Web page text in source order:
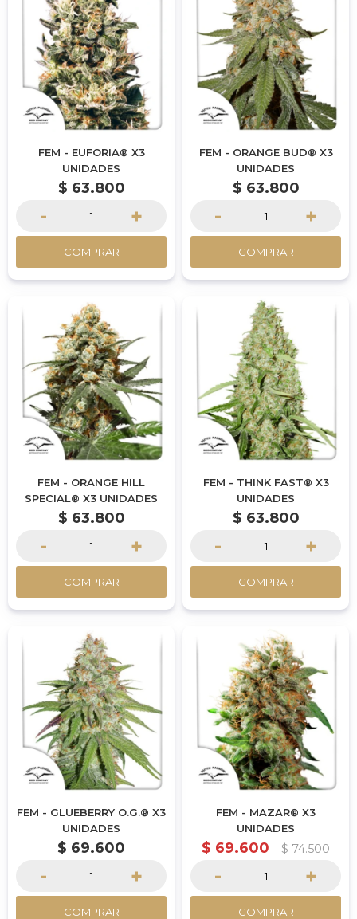
FEM - EUFORIA® X3
UNIDADES
$ 63.800
- +
COMPRAR
FEM - ORANGE BUD® X3
UNIDADES
$ 63.800
- +
COMPRAR
FEM - ORANGE HILL
SPECIAL® X3 UNIDADES
$ 63.800
- +
COMPRAR
FEM - THINK FAST® X3
UNIDADES
$ 63.800
- +
COMPRAR
FEM - GLUEBERRY O.G.® X3
UNIDADES
$ 69.600
- +
COMPRAR
FEM - MAZAR® X3
UNIDADES
$ 69.600 $ 74.500
- +
COMPRAR